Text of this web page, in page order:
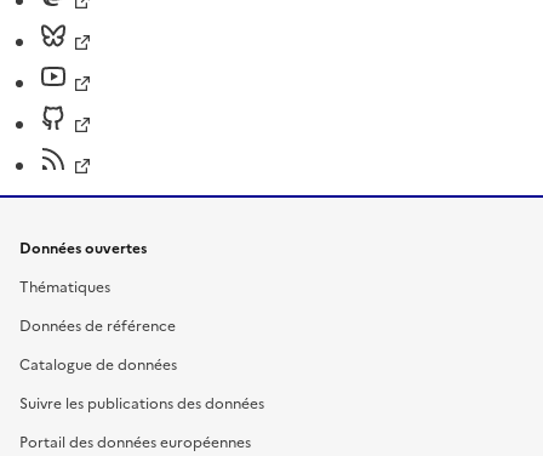
Données ouvertes
Thématiques
Données de référence
Catalogue de données
Suivre les publications des données
Portail des données européennes